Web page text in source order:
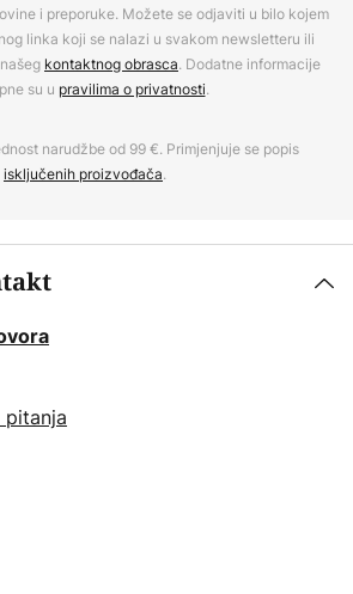
i preporuke. Možete se odjaviti u bilo kojem
linka koji se nalazi u svakom newsletteru ili
kontaktnog obrasca. Dodatne informacije
su u pravilima o privatnosti.
narudžbe od 99 €. Primjenjuje se popis
isključenih proizvođača.